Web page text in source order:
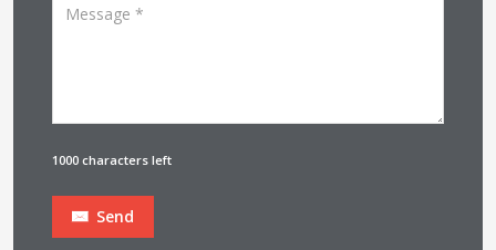
1000 characters left
Send